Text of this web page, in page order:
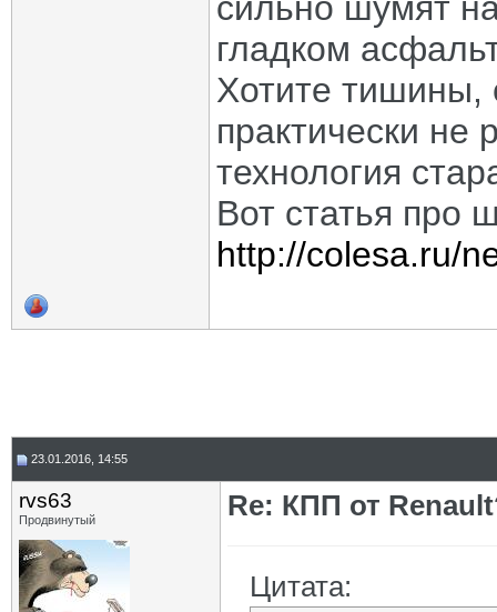
гладком
Хотите тишины,
практически
технология
Вот статья про
http://colesa.ru/
23.01.2016, 14:55
rvs63
Продвинутый Re: КПП от
Цитата: